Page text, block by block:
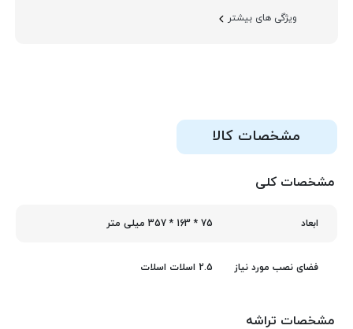
ویژگی های بیشتر
مشخصات کالا
مشخصات کلی
ابعاد 75 * 163 * 357 میلی‌ متر
فضای نصب مورد نیاز 2.5 اسلات اسلات
مشخصات تراشه